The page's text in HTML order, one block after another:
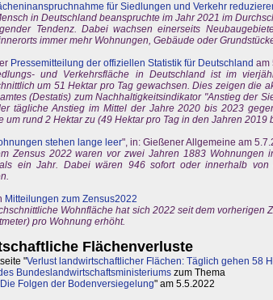
für Siedlungen und Verkehr
in Deutschland beanspruchte im Jahr 2021 im
Tendenz. Dabei wachsen einerseits
immer mehr Wohnungen, Gebäude oder
Pressemitteilung der offiziellen Statistik für Deutschland am
und Verkehrsfläche in Deutschland ist im
um 51 Hektar pro Tag gewachsen. Dies zeigen die
(Destatis) zum Nachhaltigkeitsindikator "Anstieg der
tägliche Anstieg im Mittel der Jahre 2020 bis 2023
um rund 2 Hektar zu (49 Hektar pro Tag in den Jahren 2019
stehen lange leer", in: Gießener Allgemeine am
Zensus 2022 waren vor zwei Jahren 1883 Wohnungen
ein Jahr. Dabei wären 946 sofort oder innerhalb von
Mitteilungen zum Zensus2022
Wohnfläche hat sich 2022 seit dem vorherigen
pro Wohnung erhöht.
Flächenverluste
"Verlust landwirtschaftlicher Flächen: Täglich gehen 58
Bundeslandwirtschaftsministeriums zum Thema
Die Folgen der Bodenversiegelung" am 5.5.2022